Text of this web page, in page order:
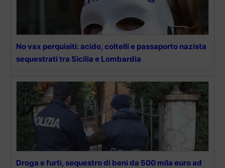
No vax perquisiti: acido, coltelli e passaporto nazista
sequestrati tra Sicilia e Lombardia
Droga e furti, sequestro di beni da 500 mila euro ad